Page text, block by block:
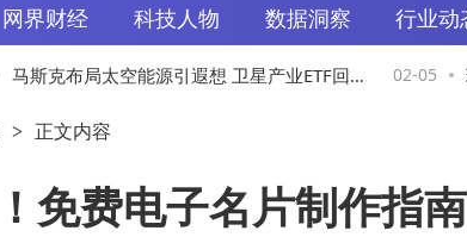
网界财经 科技人物 数据洞察 行业动
斯克布局太空能源引遐想 卫星产业ETF回
中仍获资金青睐
02-05
> 正文内容
免费电子名片制作指